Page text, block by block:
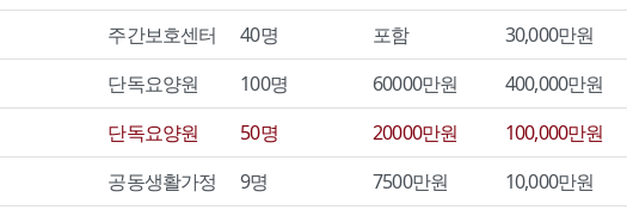
주간보호센터 40명 포함 30,000만원
단독요양원 100명 60000만원 400,000만원
단독요양원 50명 20000만원 100,000만원
공동생활가정 9명 7500만원 10,000만원